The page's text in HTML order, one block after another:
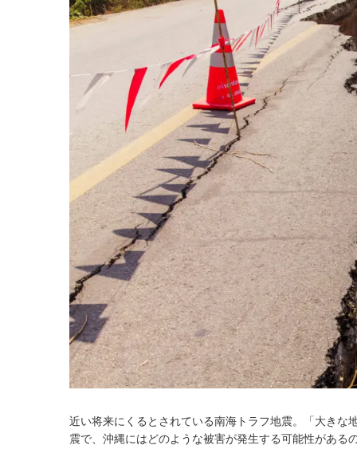
近い将来にくるとされている南海トラフ地震。「大き
震で、沖縄にはどのような被害が発生する可能性があ